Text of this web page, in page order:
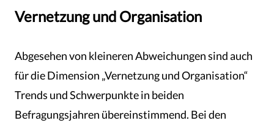
Vernetzung und Organisation
Abgesehen von kleineren Abweichungen sind auch
für die Dimension „Vernetzung und Organisation“
Trends und Schwerpunkte in beiden
Befragungsjahren übereinstimmend. Bei den